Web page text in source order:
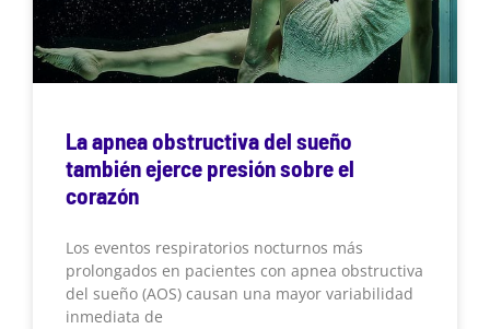
La apnea obstructiva del sueño
también ejerce presión sobre el
corazón
Los eventos respiratorios nocturnos más
prolongados en pacientes con apnea obstructiva
del sueño (AOS) causan una mayor variabilidad
inmediata de